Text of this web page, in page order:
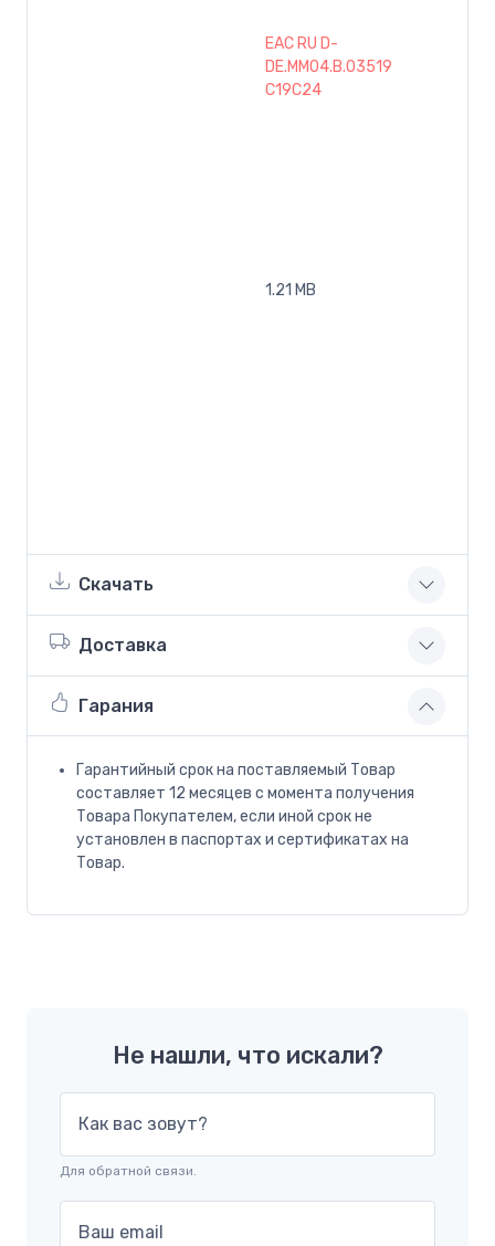
EAC RU D-
DE.MM04.B.03519
C19C24
1.21 MB
Скачать
Доставка
Гарания
Гарантийный срок на поставляемый Товар
составляет 12 месяцев с момента получения
Товара Покупателем, если иной срок не
установлен в паспортах и сертификатах на
Товар.
Не нашли, что искали?
Как вас зовут?
Для обратной связи.
Ваш email